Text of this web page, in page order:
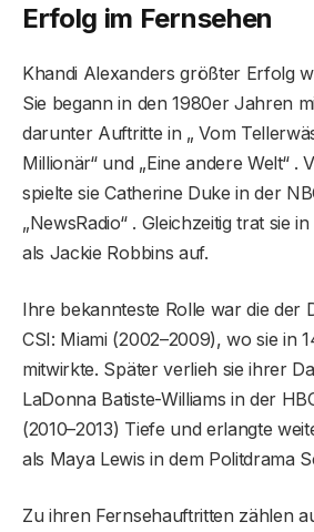
Erfolg im Fernsehen
Khandi Alexanders größter Erfolg
Sie begann in den 1980er Jahren
darunter Auftritte in „ Vom
Millionär“ und „Eine andere Welt“ .
spielte sie Catherine Duke in der
„NewsRadio“ . Gleichzeitig trat sie in
als Jackie Robbins auf.
Ihre bekannteste Rolle war die der
CSI: Miami (2002–2009), wo sie in
mitwirkte. Später verlieh sie ihrer
LaDonna Batiste-Williams in der
(2010–2013) Tiefe und erlangte
als Maya Lewis in dem Politdrama
Zu ihren Fernsehauftritten zählen